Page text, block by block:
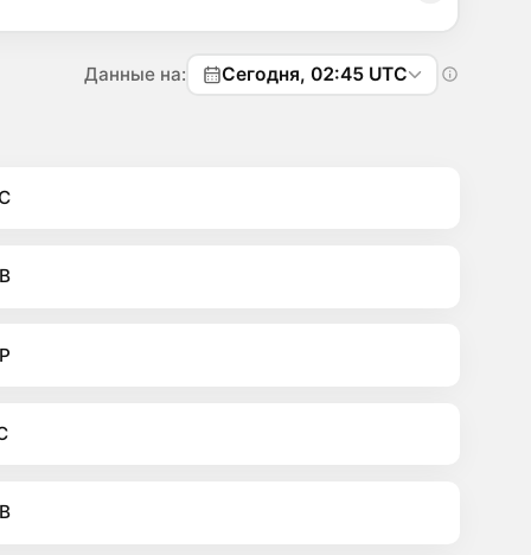
Данные на: Сегодня, 02:45 UTC